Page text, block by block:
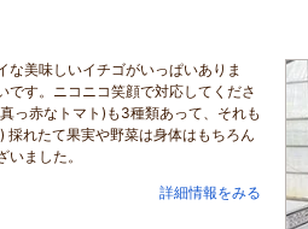
美味しいイチゴがいっぱいありま
す。ニコニコ笑顔で対応してくださ
っ赤なトマト)も3種類あって、それも
採れたて果実や野菜は身体はもちろん
ました。
詳細情報をみる